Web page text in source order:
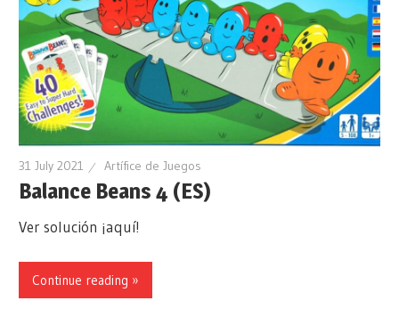
31 July 2021 Artífice de Juegos
Balance Beans 4 (ES)
Ver solución ¡aquí!
Continue reading »